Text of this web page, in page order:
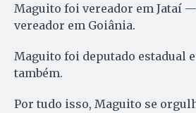
Maguito foi vereador em Jataí
vereador em Goiânia.
Maguito foi deputado estadual
também.
Por tudo isso, Maguito se